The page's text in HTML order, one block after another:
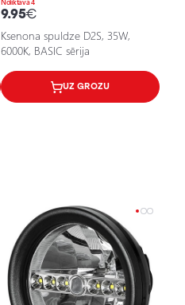
9.95€
Ksenona spuldze D2S, 35W,
6000K, BASIC sērija
UZ GROZU